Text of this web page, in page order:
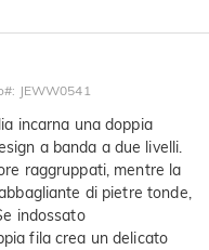
: JEWW0541
incarna una doppia
a banda a due livelli.
raggruppati, mentre la
di pietre tonde,
indossato
fila crea un delicato